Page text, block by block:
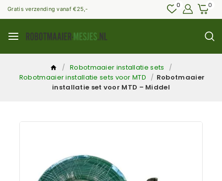
Gratis verzending vanaf €25,- 0 0
/ Robotmaaier installatie sets
/
Robotmaaier installatie sets voor MTD / Robotmaaier
installatie set voor MTD – Middel